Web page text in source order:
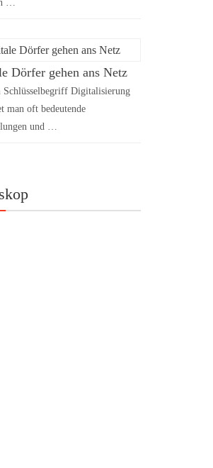
…
Dörfer gehen ans Netz
Schlüsselbegriff Digitalisierung
man oft bedeutende
und …